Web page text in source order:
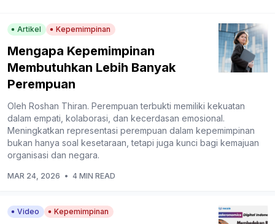
Artikel Kepemimpinan
Mengapa Kepemimpinan
Membutuhkan Lebih Banyak
Perempuan
Oleh Roshan Thiran. Perempuan terbukti memiliki kekuatan
dalam empati, kolaborasi, dan kecerdasan emosional.
Meningkatkan representasi perempuan dalam kepemimpinan
bukan hanya soal kesetaraan, tetapi juga kunci bagi kemajuan
organisasi dan negara.
MAR 24, 2026 • 4 MIN READ
Video Kepemimpinan